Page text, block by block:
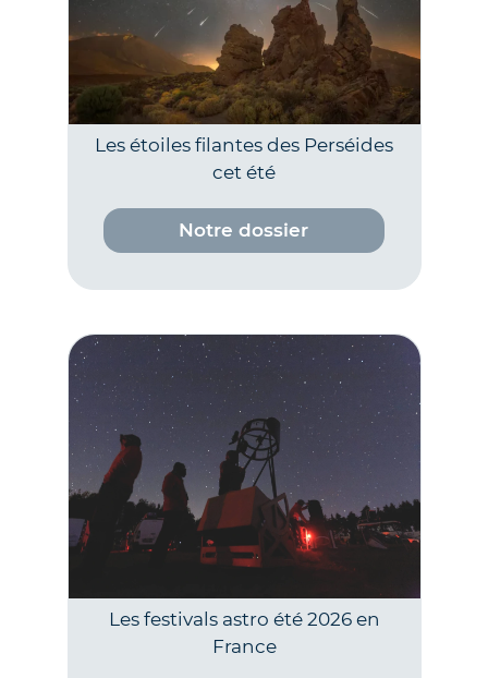
Les étoiles filantes des Perséides
cet été
Notre dossier
Les festivals astro été 2026 en
France